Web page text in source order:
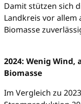
Damit stützen sich
Landkreis vor allem
Biomasse
2024: Wenig Wind,
Biomasse
Im Vergleich zu